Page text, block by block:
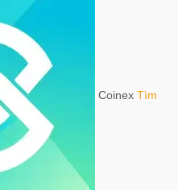
Coinex Tìm